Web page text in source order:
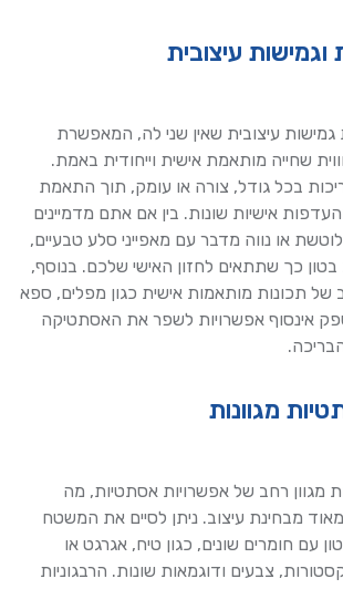
עיצובית
גמישות עיצובית שאין שני לה, המאפשרת
שחייה מותאמת אישית וייחודית באמת.
בכל גודל, צורה או עומק, תוך התאמת
אישיות שונות. בין אם אתם מדמיינים
או נווה מדבר עם מאפייני סלע טבעיים,
בטון כך שתתאים לחזון האישי שלכם. בנוסף,
של תכונות מותאמות אישית כגון מפלים, ספא
אינסוף אפשרויות לשפר את האסתטיקה
מגוונות
מגוון רחב של אפשרויות אסתטיות, מה
מבחינת עיצוב. ניתן לסיים את המשטח
עם חומרים שונים, כגון טיח, אגרגט או
צבעים ודוגמאות שונות. הרבגוניות